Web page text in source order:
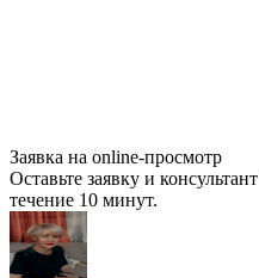
Заявка на online-просмотр
Оставьте заявку и
течение 10 минут.